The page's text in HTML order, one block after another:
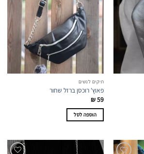
תיקים לנשים
פאוץ' רוכסן ברזל שחור
₪59
הוספה לסל